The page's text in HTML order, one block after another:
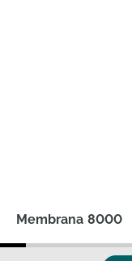
Membrana 8000